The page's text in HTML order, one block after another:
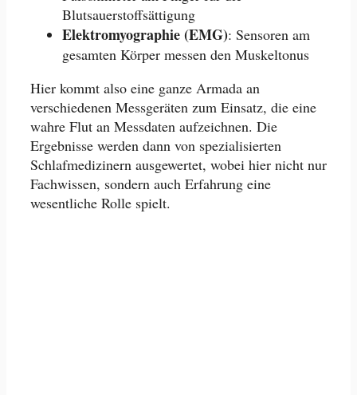
Blutsauerstoffsättigung
Elektromyographie (EMG): Sensoren am
gesamten Körper messen den Muskeltonus
Hier kommt also eine ganze Armada an
verschiedenen Messgeräten zum Einsatz, die eine
wahre Flut an Messdaten aufzeichnen. Die
Ergebnisse werden dann von spezialisierten
Schlafmedizinern ausgewertet, wobei hier nicht nur
Fachwissen, sondern auch Erfahrung eine
wesentliche Rolle spielt.